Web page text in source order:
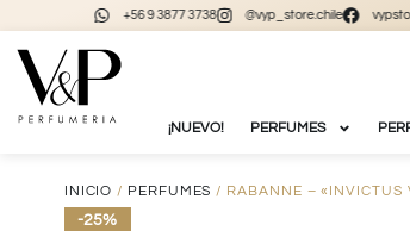
+56 9 3877 3738 @vyp_store.chile vypstore.cl
¡NUEVO! PERFUMES
INICIO / PERFUMES / RABANNE – «INVICTUS
-25%